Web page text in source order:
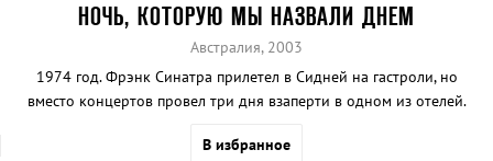
НОЧЬ, КОТОРУЮ МЫ НАЗВАЛИ ДНЕМ
Австралия, 2003
1974 год. Фрэнк Синатра прилетел в Сидней на гастроли, но
вместо концертов провел три дня взаперти в одном из отелей.
скандальных событий
В избранное